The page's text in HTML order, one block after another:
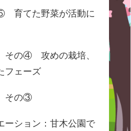
育てた野菜が活動に
その④ 攻めの栽培、
フェーズ
その③
ーション：甘木公園で